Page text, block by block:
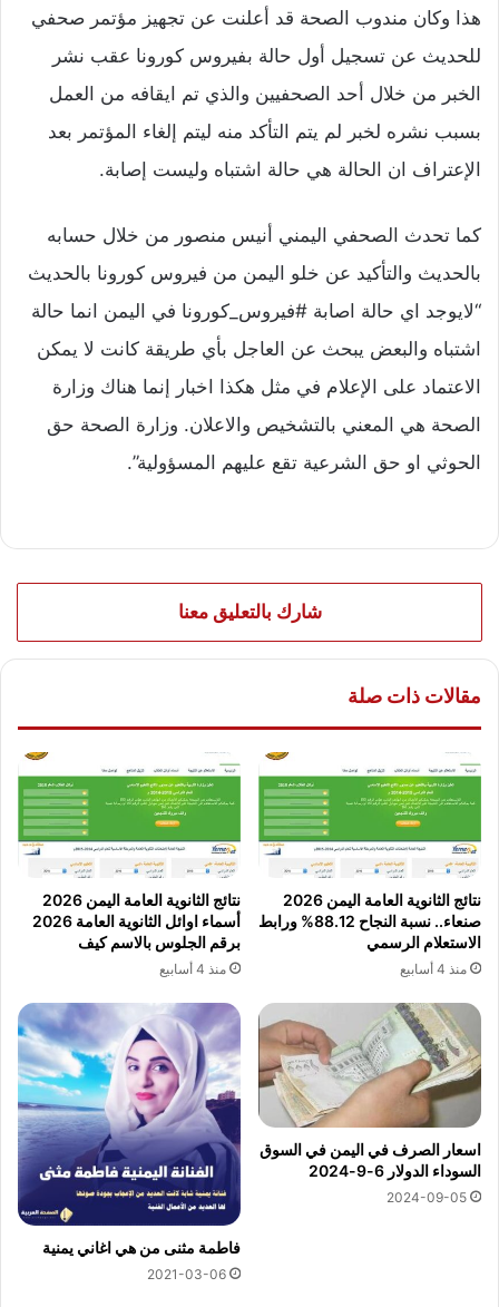
هذا وكان مندوب الصحة قد أعلنت عن تجهيز مؤتمر صحفي
للحديث عن تسجيل أول حالة بفيروس كورونا عقب نشر
الخبر من خلال أحد الصحفيين والذي تم ايقافه من العمل
بسبب نشره لخبر لم يتم التأكد منه ليتم إلغاء المؤتمر بعد
الإعتراف ان الحالة هي حالة اشتباه وليست إصابة.
كما تحدث الصحفي اليمني أنيس منصور من خلال حسابه
بالحديث والتأكيد عن خلو اليمن من فيروس كورونا بالحديث
“لايوجد اي حالة اصابة #فيروس_كورونا في اليمن انما حالة
اشتباه والبعض يبحث عن العاجل بأي طريقة كانت لا يمكن
الاعتماد على الإعلام في مثل هكذا اخبار إنما هناك وزارة
الصحة هي المعني بالتشخيص والاعلان. وزارة الصحة حق
الحوثي او حق الشرعية تقع عليهم المسؤولية”.
شارك بالتعليق معنا
مقالات ذات صلة
نتائج الثانوية العامة اليمن 2026
صنعاء.. نسبة النجاح 88.12% ورابط
الاستعلام الرسمي
منذ 4 أسابيع
نتائج الثانوية العامة اليمن 2026
أسماء اوائل الثانوية العامة 2026
برقم الجلوس بالاسم كيف
منذ 4 أسابيع
اسعار الصرف في اليمن في السوق
السوداء الدولار 6-9-2024
2024-09-05
فاطمة مثنى من هي اغاني يمنية
2021-03-06